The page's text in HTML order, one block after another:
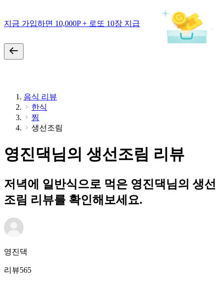
지금 가입하면 10,000P + 로또 10장 지급
음식 리뷰
한식
찜
생선조림
영진댁님의 생선조림 리뷰
저녁에 일반식으로 먹은 영진댁님의 생선
조림 리뷰를 확인해보세요.
영진댁
리뷰565